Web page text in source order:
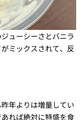
ューシーさとバニラ
ミックスされて、反
年よりは増量してい
れば絶対に特盛を食